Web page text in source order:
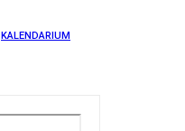
KALENDARIUM